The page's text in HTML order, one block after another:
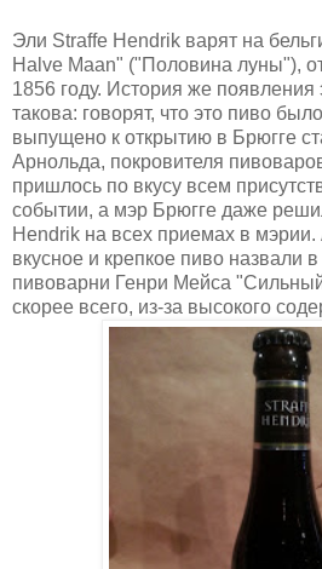
Эли Straffe Hendrik варят на
Halve Maan" ("Половина луны"),
1856 году. История же появления
такова: говорят, что это пиво
выпущено к открытию в Брюгге
Арнольда, покровителя
пришлось по вкусу всем
событии, а мэр Брюгге даже
Hendrik на всех приемах в мэрии.
вкусное и крепкое пиво назвали
пивоварни Генри Мейса
скорее всего, из-за высокого